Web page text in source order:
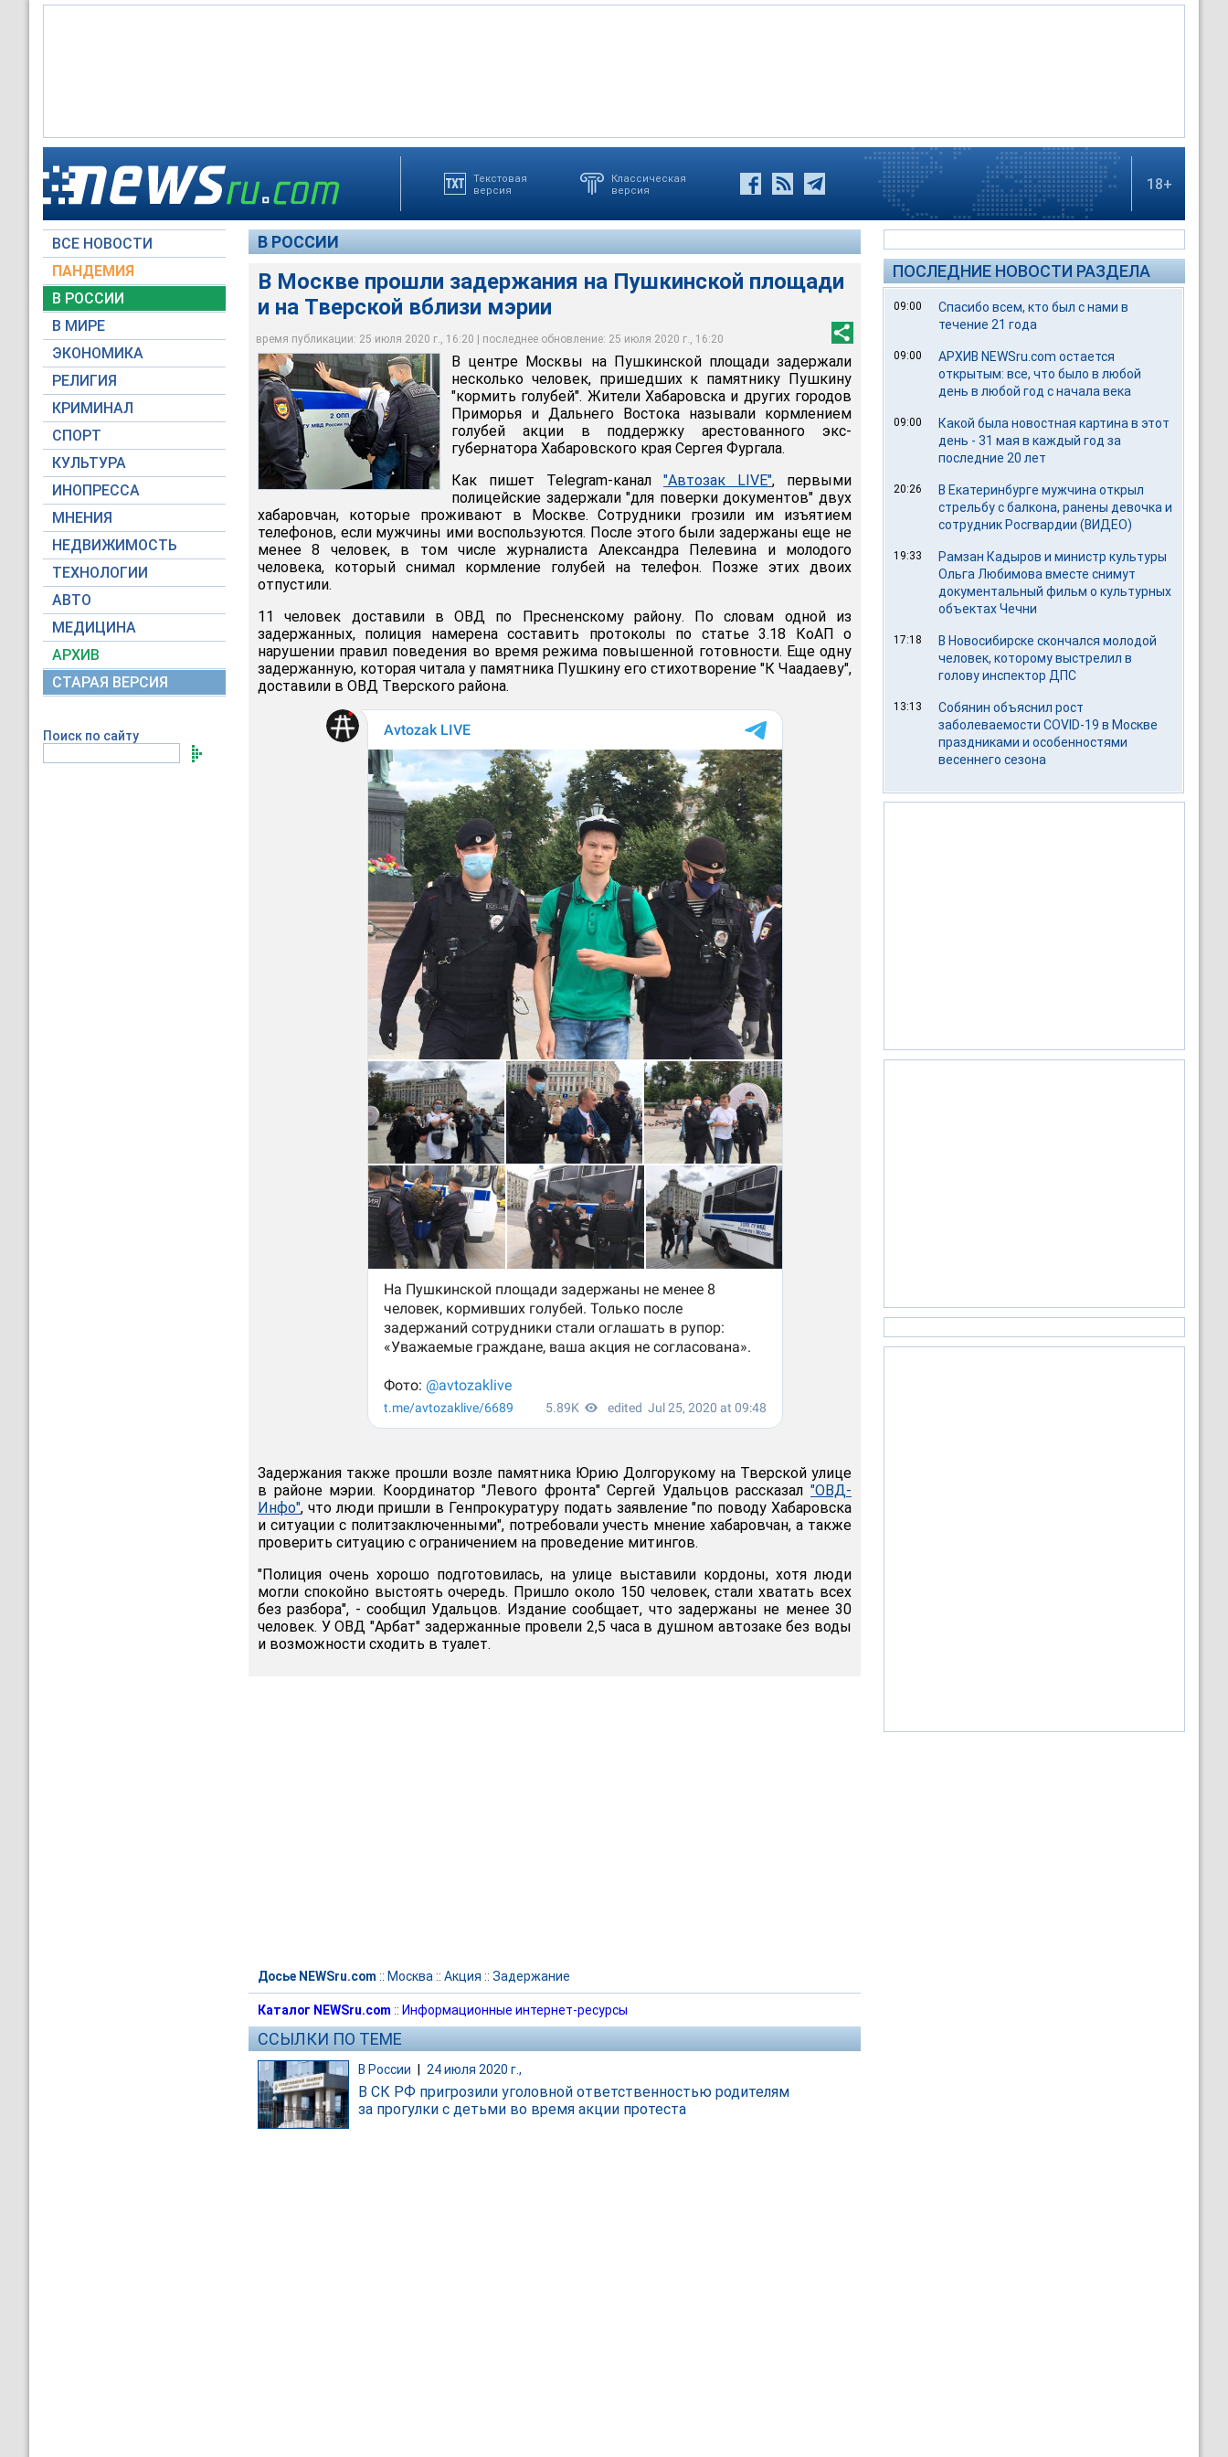
Текстовая
версия
Классическая
версия
18+
ВСЕ НОВОСТИ
ПАНДЕМИЯ
В РОССИИ
В МИРЕ
ЭКОНОМИКА
РЕЛИГИЯ
КРИМИНАЛ
СПОРТ
КУЛЬТУРА
ИНОПРЕССА
МНЕНИЯ
НЕДВИЖИМОСТЬ
ТЕХНОЛОГИИ
АВТО
МЕДИЦИНА
АРХИВ
СТАРАЯ ВЕРСИЯ
Поиск по сайту
В РОССИИ
В Москве прошли задержания на Пушкинской площади
и на Тверской вблизи мэрии
время публикации: 25 июля 2020 г., 16:20 | последнее обновление: 25 июля 2020 г., 16:20
Москва, Пушкинская площадь, 25 июля 2020 года
Фото: sotavision / youtube.com
В центре Москвы на Пушкинской площади задержали
несколько человек, пришедших к памятнику Пушкину
"кормить голубей". Жители Хабаровска и других городов
Приморья и Дальнего Востока называли кормлением
голубей акции в поддержку арестованного экс-
губернатора Хабаровского края Сергея Фургала.
Как пишет Telegram-канал "Автозак LIVE", первыми
полицейские задержали "для поверки документов" двух
хабаровчан, которые проживают в Москве. Сотрудники грозили им изъятием
телефонов, если мужчины ими воспользуются. После этого были задержаны еще не
менее 8 человек, в том числе журналиста Александра Пелевина и молодого
человека, который снимал кормление голубей на телефон. Позже этих двоих
отпустили.
11 человек доставили в ОВД по Пресненскому району. По словам одной из
задержанных, полиция намерена составить протоколы по статье 3.18 КоАП о
нарушении правил поведения во время режима повышенной готовности. Еще одну
задержанную, которая читала у памятника Пушкину его стихотворение "К Чаадаеву",
доставили в ОВД Тверского района.
Задержания также прошли возле памятника Юрию Долгорукому на Тверской улице
в районе мэрии. Координатор "Левого фронта" Сергей Удальцов рассказал "ОВД-
Инфо", что люди пришли в Генпрокуратуру подать заявление "по поводу Хабаровска
и ситуации с политзаключенными", потребовали учесть мнение хабаровчан, а также
проверить ситуацию с ограничением на проведение митингов.
"Полиция очень хорошо подготовилась, на улице выставили кордоны, хотя люди
могли спокойно выстоять очередь. Пришло около 150 человек, стали хватать всех
без разбора", - сообщил Удальцов. Издание сообщает, что задержаны не менее 30
человек. У ОВД "Арбат" задержанные провели 2,5 часа в душном автозаке без воды
и возможности сходить в туалет.
Досье NEWSru.com :: Москва :: Акция :: Задержание
Каталог NEWSru.com :: Информационные интернет-ресурсы
ССЫЛКИ ПО ТЕМЕ
В России 24 июля 2020 г.,
В СК РФ пригрозили уголовной ответственностью родителям
за прогулки с детьми во время акции протеста
ПОСЛЕДНИЕ НОВОСТИ РАЗДЕЛА
09:00
Спасибо всем, кто был с нами в
течение 21 года
09:00
АРХИВ NEWSru.com остается
открытым: все, что было в любой
день в любой год с начала века
09:00
Какой была новостная картина в этот
день - 31 мая в каждый год за
последние 20 лет
20:26
В Екатеринбурге мужчина открыл
стрельбу с балкона, ранены девочка и
сотрудник Росгвардии (ВИДЕО)
19:33
Рамзан Кадыров и министр культуры
Ольга Любимова вместе снимут
документальный фильм о культурных
объектах Чечни
17:18
В Новосибирске скончался молодой
человек, которому выстрелил в
голову инспектор ДПС
13:13
Собянин объяснил рост
заболеваемости COVID-19 в Москве
праздниками и особенностями
весеннего сезона